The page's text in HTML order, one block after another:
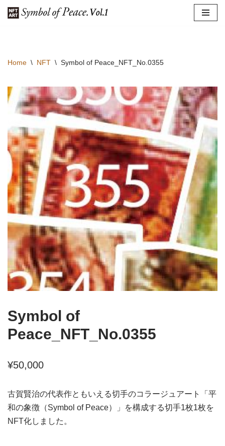
へ
ッ
プ
Home \ NFT \ Symbol of Peace_NFT_No.0355
Symbol of
Peace_NFT_No.0355
¥50,000
古賀賢治の代表作ともいえる切手のコラージュアート「平
和の象徴（Symbol of Peace）」を構成する切手1枚1枚を
NFT化しました。